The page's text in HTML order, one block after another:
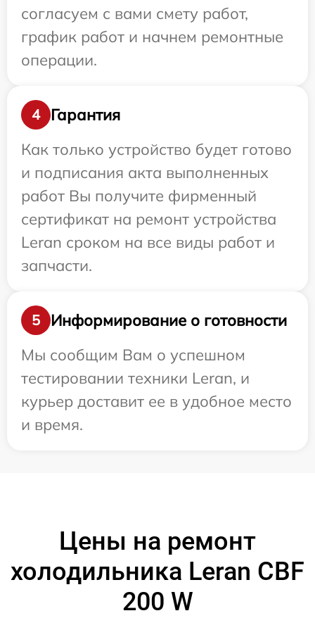
согласуем с вами смету работ,
график работ и начнем ремонтные
операции.
4
Гарантия
Как только устройство будет готово
и подписания акта выполненных
работ Вы получите фирменный
сертификат на ремонт устройства
Leran сроком на все виды работ и
запчасти.
5
Информирование о готовности
Мы сообщим Вам о успешном
тестировании техники Leran, и
курьер доставит ее в удобное место
и время.
Цены на ремонт
холодильника Leran CBF
200 W